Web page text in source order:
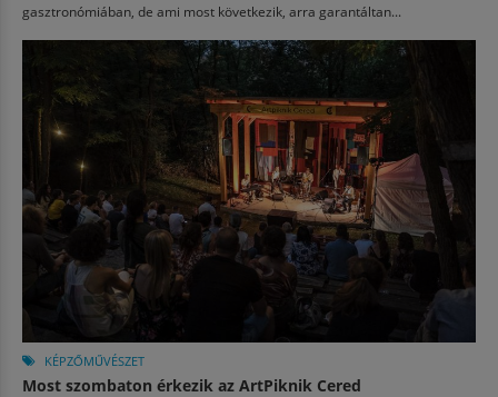
gasztronómiában, de ami most következik, arra garantáltan...
KÉPZŐMŰVÉSZET
Most szombaton érkezik az ArtPiknik Cered